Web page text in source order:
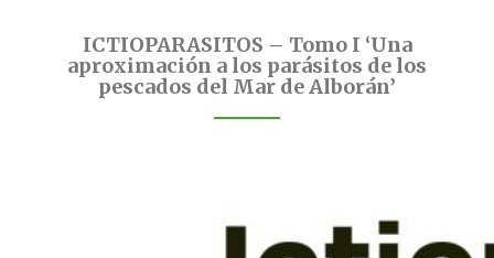
ICTIOPARASITOS – Tomo I ‘Una
aproximación a los parásitos de los
pescados del Mar de Alborán’